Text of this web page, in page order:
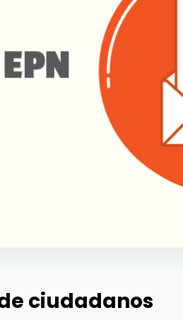
ciudadanos